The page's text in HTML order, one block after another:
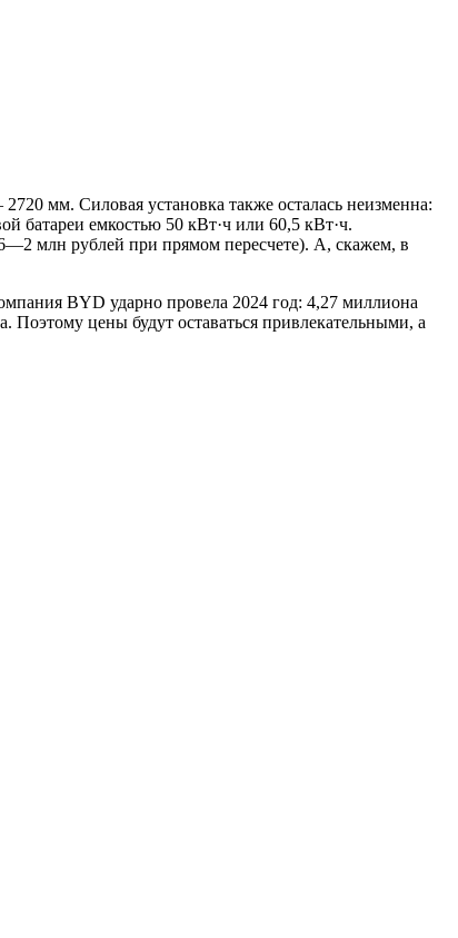
мм. Силовая установка также осталась неизменна:
батареи емкостью 50 кВт·ч или 60,5 кВт·ч.
млн рублей при прямом пересчете). А, скажем, в
BYD ударно провела 2024 год: 4,27 миллиона
цены будут оставаться привлекательными, а